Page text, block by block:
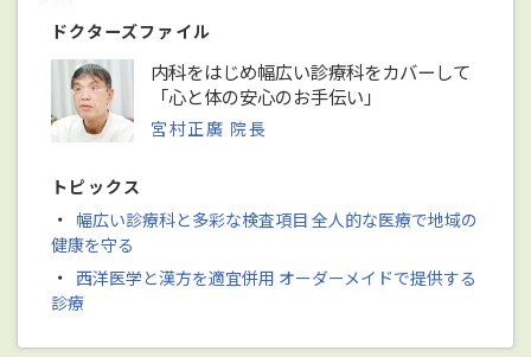
ドクターズファイル
内科をはじめ幅広い診療科をカバーして
「心と体の安心のお手伝い」
宮村正廣 院長
トピックス
・ 幅広い診療科と多彩な検査項目 全人的な医療で地域の
健康を守る
・ 西洋医学と漢方を適宜併用 オーダーメイドで提供する
診療